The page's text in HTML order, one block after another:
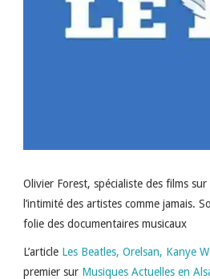
Olivier Forest, spécialiste des films
l’intimité des artistes comme jamais.
folie des documentaires musicaux
L’article Les Beatles, Orelsan, Kanye
premier sur Musiques Actuelles en